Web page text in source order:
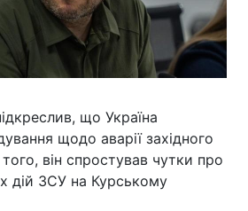
що Україна
щодо аварії західного
він спростував чутки про
дій ЗСУ на Курському